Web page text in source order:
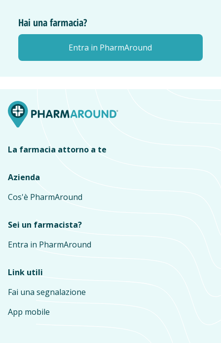
Hai una farmacia?
Entra in PharmAround
La farmacia attorno a te
Azienda
Cos'è PharmAround
Sei un farmacista?
Entra in PharmAround
Link utili
Fai una segnalazione
App mobile